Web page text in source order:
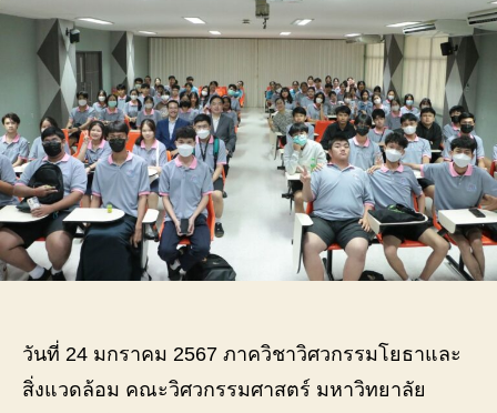
และ
สิ่ง
แว
คณะ
วิศว
ม.ม
ต้อน
นักเ
จาก
โรง
เรียน
มห
วันที่ 24 มกราคม 2567 ภาควิชาวิศวกรรมโยธาและ
สิ่งแวดล้อม คณะวิศวกรรมศาสตร์ มหาวิทยาลัย